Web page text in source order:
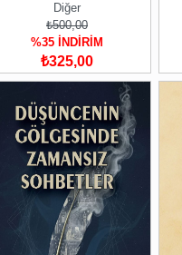
Diğer
₺500,00
%35 İNDİRİM
₺325,00